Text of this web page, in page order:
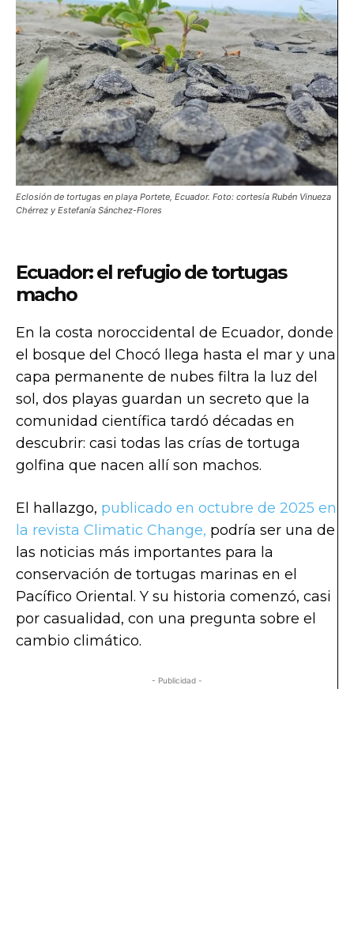
Eclosión de tortugas en playa Portete, Ecuador. Foto: cortesía Rubén Vinueza
Chérrez y Estefanía Sánchez-Flores
Ecuador: el refugio de tortugas
macho
En la costa noroccidental de Ecuador, donde
el bosque del Chocó llega hasta el mar y una
capa permanente de nubes filtra la luz del
sol, dos playas guardan un secreto que la
comunidad científica tardó décadas en
descubrir: casi todas las crías de tortuga
golfina que nacen allí son machos.
El hallazgo, publicado en octubre de 2025 en
la revista Climatic Change, podría ser una de
las noticias más importantes para la
conservación de tortugas marinas en el
Pacífico Oriental. Y su historia comenzó, casi
por casualidad, con una pregunta sobre el
cambio climático.
- Publicidad -